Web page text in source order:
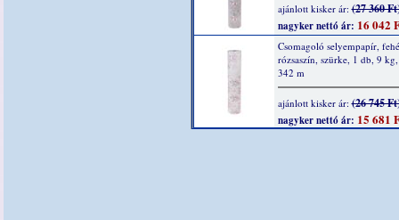
ajánlott kisker ár:(27 360
nagyker nettó ár: 16 042
Csomagoló selyempapír,
rózsaszín, szürke, 1 db, 9
342 m
ajánlott kisker ár:(26 745
nagyker nettó ár: 15 681